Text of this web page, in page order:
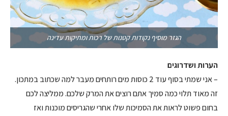
הגזר מוסיף נקודות קטנות של רכות ומתיקות עדינה
הערות ושדרוגים
– אני שמתי בסוף עוד 2 כוסות מים רותחים מעבר למה שכתוב במתכון.
זה מאוד תלוי כמה סמיך אתם רוצים את המרק שלכם. ממליצה לכם
בחום פשוט לראות את הסמיכות שלו אחרי שהגריסים מוכנות ואז